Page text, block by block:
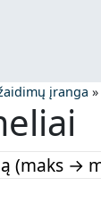
įranga »